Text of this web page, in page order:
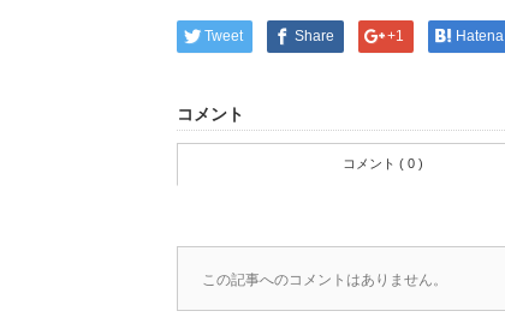
Tweet Share +1 Hatena
コメント
コメント ( 0 )
この記事へのコメントはありません。